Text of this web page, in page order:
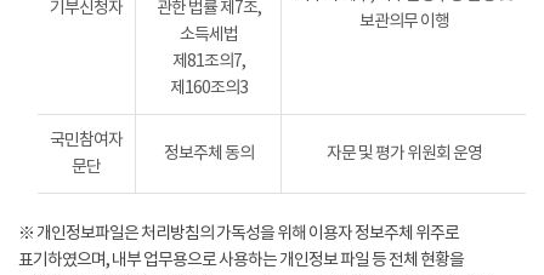
기부신청자
관한 법률 제7조,
소득세법
제81조의7,
제160조의3
보관의무 이행
국민참여자
문단
정보주체 동의 자문 및 평가 위원회 운영
※ 개인정보파일은 처리방침의 가독성을 위해 이용자 정보주체 위주로
표기하였으며, 내부 업무용으로 사용하는 개인정보 파일 등 전체 현황을